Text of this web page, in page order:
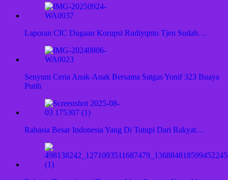
Laporan CIC Dugaan Korupsi Rudiyqnto Tjen Sudah…
Senyum Ceria Anak-Anak Bersama Satgas Yonif 323 Buaya
Putih
Rahasia Besar Indonesia Yang Di Tutupi Dari Rakyat…